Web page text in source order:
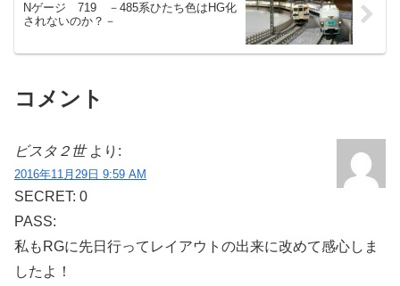
Nゲージ 719 －485系ひたち色はHG化
されないのか？－
コメント
ビスタ２世 より:
2016年11月29日 9:59 AM
SECRET: 0
PASS:
私もRGに先日行ってレイアウトの出来に改めて感心しま
したよ！